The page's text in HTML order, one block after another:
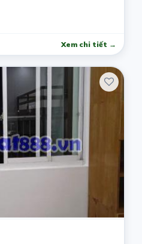
Xem chi tiết →